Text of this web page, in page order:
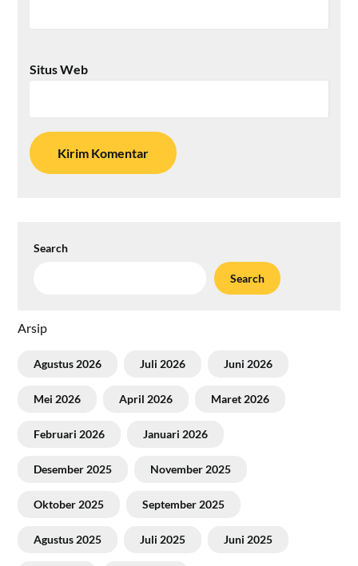
Situs Web
Search
Search
Arsip
Agustus 2026 Juli 2026 Juni 2026
Mei 2026 April 2026 Maret 2026
Februari 2026 Januari 2026
Desember 2025 November 2025
Oktober 2025 September 2025
Agustus 2025 Juli 2025 Juni 2025